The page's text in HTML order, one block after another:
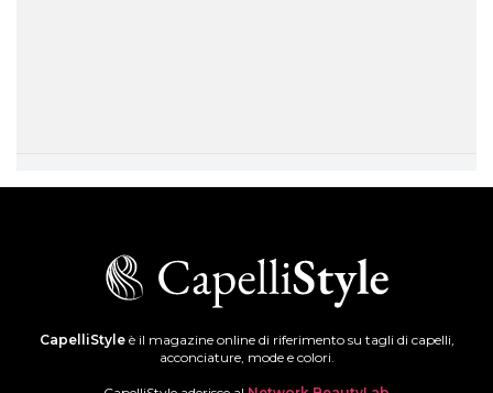
CapelliStyleè il magazine online di riferimento su tagli di capelli,
acconciature, mode e colori.